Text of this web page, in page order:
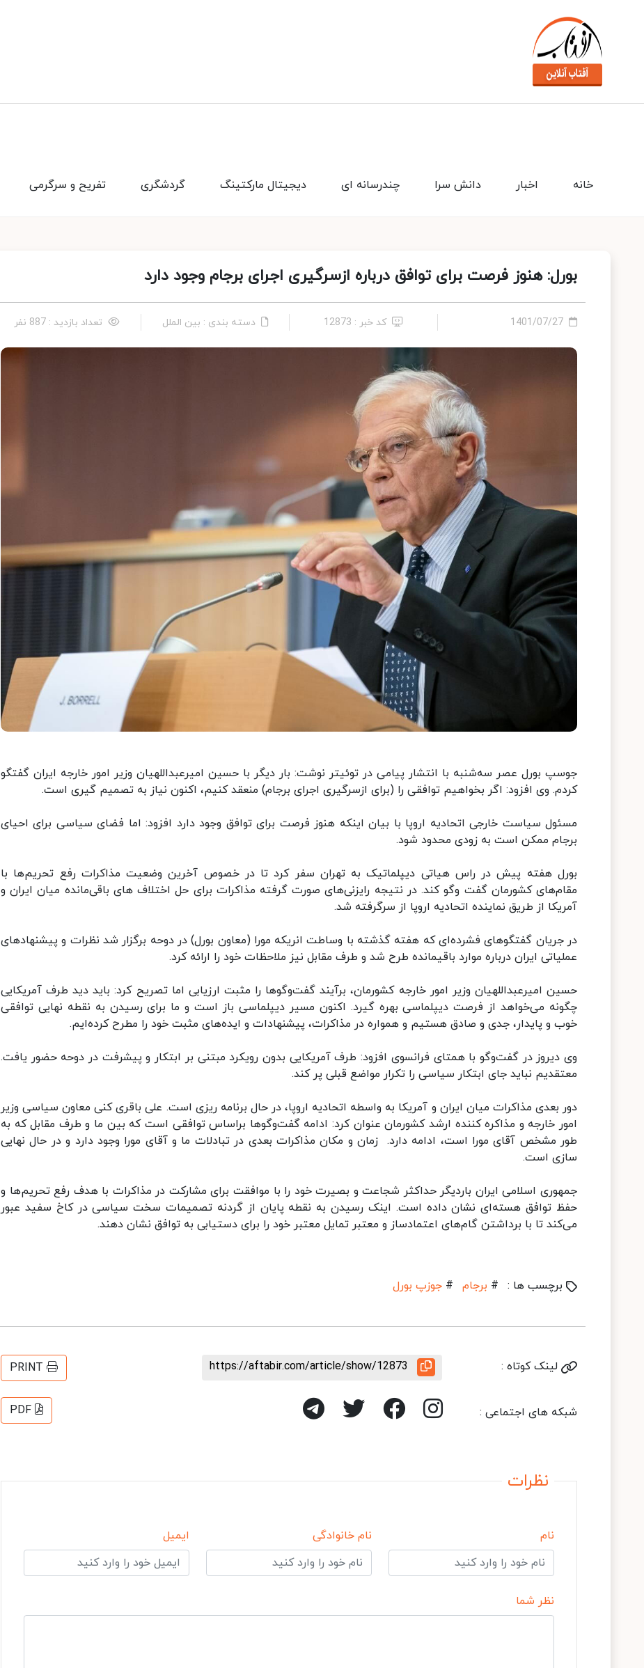
تفریح و سرگرمی گردشگری دیجیتال مارکتینگ چندرسانه ای دانش سرا اخبار خانه
بورل: هنوز فرصت برای توافق درباره ازسرگیری اجرای برجام وجود دارد
1401/07/27 کد خبر : 12873 دسته بندی : بین الملل تعداد بازدید : 887 نفر
جوسپ بورل عصر سه‌شنبه با انتشار پیامی در توئیتر نوشت: بار دیگر با حسین امیرعبداللهیان وزیر امور خارجه ایران گفتگو
کردم. وی افزود: اگر بخواهیم توافقی را (برای ازسرگیری اجرای برجام) منعقد کنیم، اکنون نیاز به تصمیم گیری است.
مسئول سیاست خارجی اتحادیه اروپا با بیان اینکه هنوز فرصت برای توافق وجود دارد افزود: اما فضای سیاسی برای احیای
برجام ممکن است به زودی محدود شود.
بورل هفته پیش در راس هیاتی دیپلماتیک به تهران سفر کرد تا در خصوص آخرین وضعیت مذاکرات رفع تحریم‌ها با
مقام‌های کشورمان گفت‌ وگو کند. در نتیجه رایزنی‌های صورت گرفته مذاکرات برای حل اختلاف های باقی‌مانده میان ایران و
آمریکا از طریق نماینده اتحادیه اروپا از سرگرفته شد.
در جریان گفتگوهای فشرده‌ای که هفته گذشته با وساطت انریکه مورا (معاون بورل) در دوحه برگزار شد نظرات و پیشنهادهای
عملیاتی ایران درباره موارد باقیمانده طرح شد و طرف مقابل نیز ملاحظات خود را ارائه کرد.
حسین امیرعبداللهیان وزیر امور خارجه کشورمان، برآیند گفت‌وگوها را مثبت ارزیابی اما تصریح کرد: باید دید طرف آمریکایی
چگونه می‌خواهد از فرصت دیپلماسی بهره گیرد. اکنون مسیر دیپلماسی باز است و ما برای رسیدن به نقطه نهایی توافقی
خوب و پایدار، جدی و صادق هستیم و همواره در مذاکرات، پیشنهادات و ایده‌های مثبت خود را مطرح کرده‌ایم.
وی دیروز در گفت‌وگو با همتای فرانسوی افزود: طرف آمریکایی‌ بدون رویکرد مبتنی بر ابتکار و پیشرفت در دوحه حضور یافت.
معتقدیم نباید جای ابتکار سیاسی را تکرار مواضع قبلی پر کند.
دور بعدی مذاکرات میان ایران و آمریکا به واسطه اتحادیه اروپا، در حال برنامه ریزی است. علی باقری کنی معاون سیاسی وزیر
امور خارجه و مذاکره کننده ارشد کشورمان عنوان کرد: ادامه گفت‌وگوها براساس توافقی است که بین ما و طرف مقابل که به
طور مشخص آقای مورا است، ادامه دارد. زمان و مکان مذاکرات بعدی در تبادلات ما و آقای مورا وجود دارد و در حال نهایی
سازی است.
جمهوری اسلامی ایران باردیگر حداکثر شجاعت و بصیرت خود را با موافقت برای مشارکت در مذاکرات با هدف رفع تحریم‌ها و
حفظ توافق هسته‌ای نشان داده است. اینک رسیدن به نقطه پایان از گردنه تصمیمات سخت سیاسی در کاخ سفید عبور
می‌کند تا با برداشتن گام‌های اعتمادساز و معتبر تمایل معتبر خود را برای دستیابی به توافق نشان دهند.
برچسب ها : # برجام # جوزپ بورل
لینک کوتاه : https://aftabir.com/article/show/12873
PRINT
شبکه های اجتماعی : PDF
نظرات
نام نام خانوادگی ایمیل
نظر شما